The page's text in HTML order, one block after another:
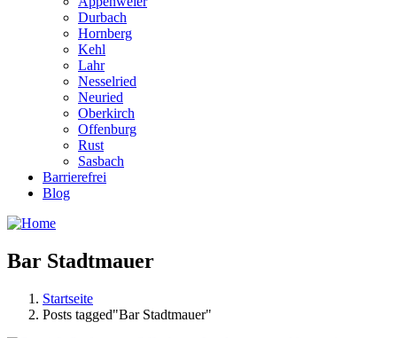
Durbach
Hornberg
Kehl
Lahr
Nesselried
Neuried
Oberkirch
Offenburg
Rust
Sasbach
Barrierefrei
Blog
Bar Stadtmauer
Startseite
Posts tagged"Bar Stadtmauer"